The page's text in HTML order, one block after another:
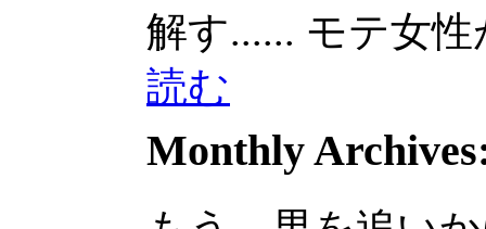
解す...... モテ女性
読む
Monthly